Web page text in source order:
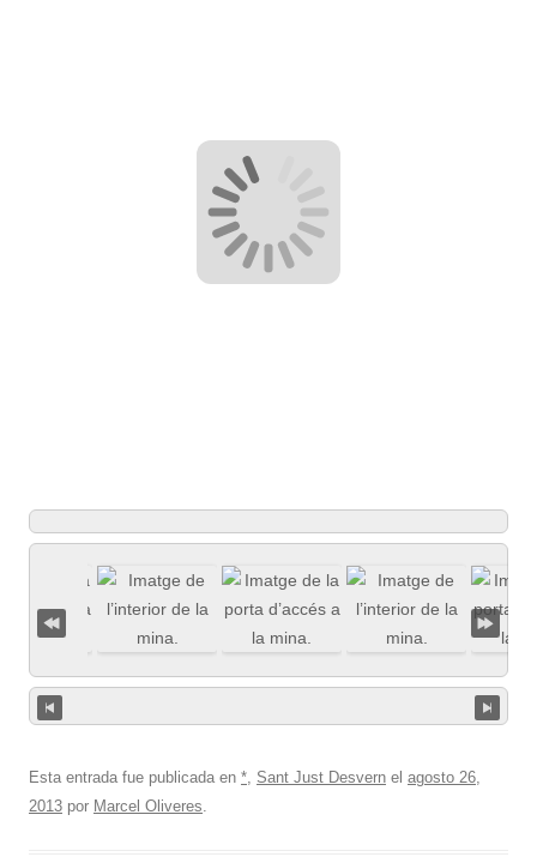
Esta entrada fue publicada en *, Sant Just Desvern el agosto 26,
2013 por Marcel Oliveres.